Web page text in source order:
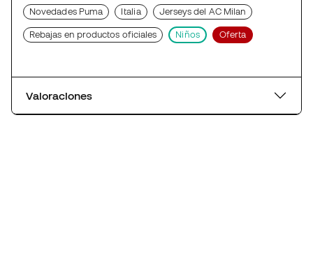
Novedades Puma Italia Jerseys del AC Milan
Rebajas en productos oficiales Niños Oferta
Valoraciones